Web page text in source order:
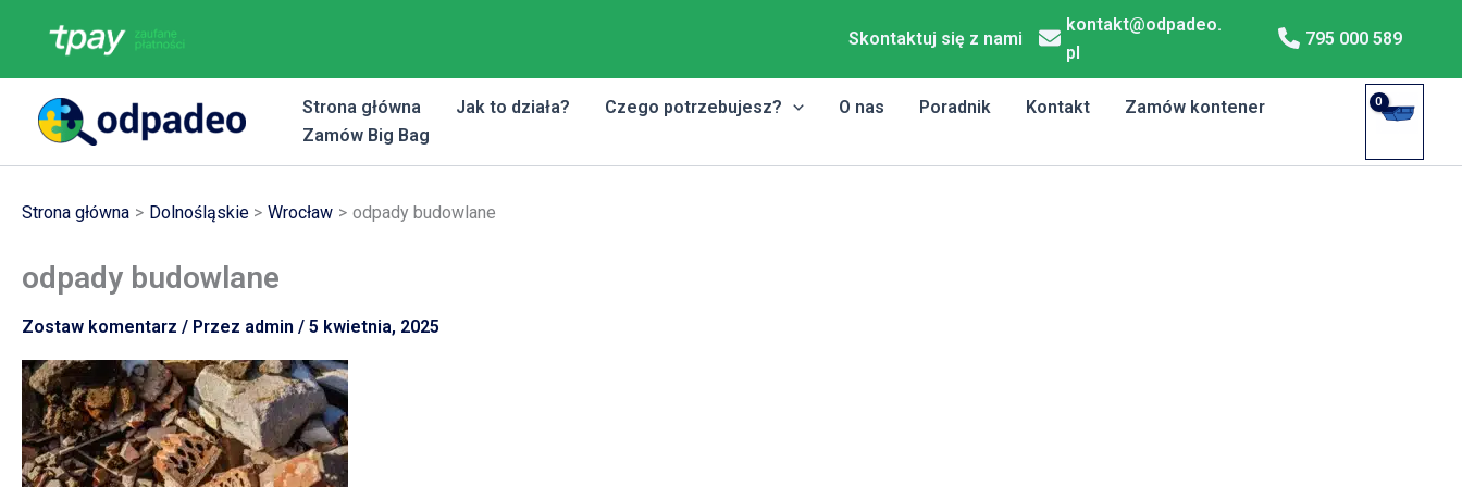
kontakt@odpadeo.
pl
Skontaktuj się z nami 795 000 589
Strona główna Jak to działa? Czego potrzebujesz? O nas Poradnik Kontakt
Zamów kontener
Zamów Big Bag
Strona główna Dolnośląskie Wrocław odpady budowlane
odpady budowlane
Zostaw komentarz / Przez admin / 5 kwietnia, 2025